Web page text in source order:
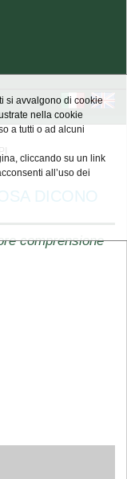
DICONO
comprensione
si avvalgono di cookie
nella cookie
a tutti o ad alcuni
cliccando su un link
all’uso dei